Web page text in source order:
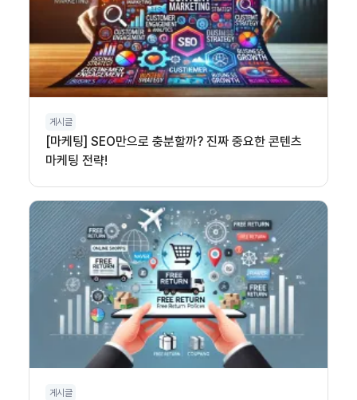
게시글
[마케팅] SEO만으로 충분할까? 진짜 중요한 콘텐츠
마케팅 전략!
게시글